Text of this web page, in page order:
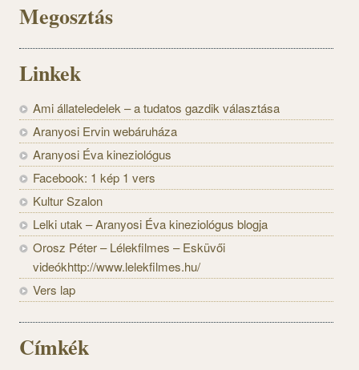
Megosztás
Linkek
Ami állateledelek – a tudatos gazdik választása
Aranyosi Ervin webáruháza
Aranyosi Éva kineziológus
Facebook: 1 kép 1 vers
Kultur Szalon
Lelki utak – Aranyosi Éva kineziológus blogja
Orosz Péter – Lélekfilmes – Esküvői
videókhttp://www.lelekfilmes.hu/
Vers lap
Címkék